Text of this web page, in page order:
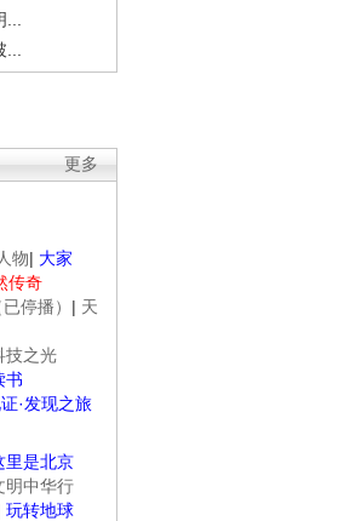
更多
人物| 大家
传奇
停播） | 天
技之光
书
证·发现之旅
里是北京
明中华行
玩转地球